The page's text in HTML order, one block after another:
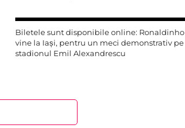
Biletele sunt disponibile online: Ronaldinho
vine la Iași, pentru un meci demonstrativ pe
stadionul Emil Alexandrescu